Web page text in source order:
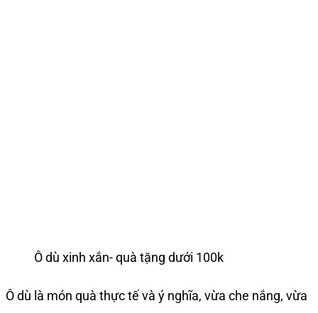
Ô dù xinh xắn- quà tặng dưới 100k
Ô dù là món quà thực tế và ý nghĩa, vừa che nắng, vừa